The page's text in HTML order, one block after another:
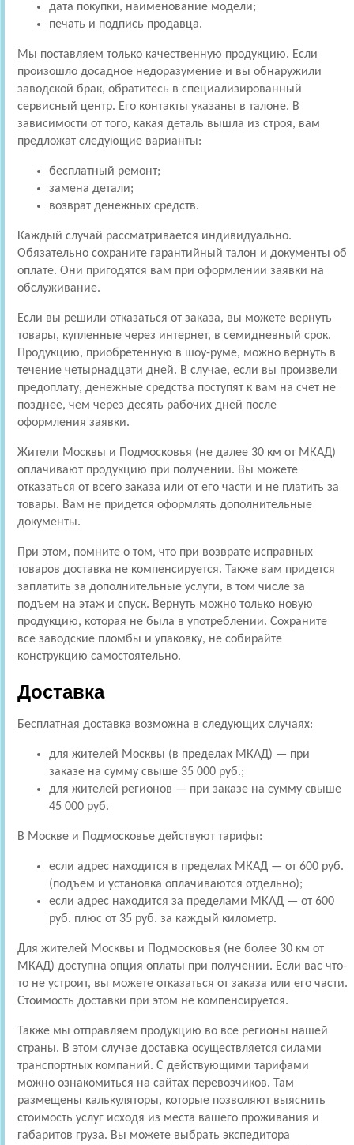
дата покупки, наименование модели;
печать и подпись продавца.
Мы поставляем только качественную продукцию. Если
произошло досадное недоразумение и вы обнаружили
заводской брак, обратитесь в специализированный
сервисный центр. Его контакты указаны в талоне. В
зависимости от того, какая деталь вышла из строя, вам
предложат следующие варианты:
бесплатный ремонт;
замена детали;
возврат денежных средств.
Каждый случай рассматривается индивидуально.
Обязательно сохраните гарантийный талон и документы об
оплате. Они пригодятся вам при оформлении заявки на
обслуживание.
Если вы решили отказаться от заказа, вы можете вернуть
товары, купленные через интернет, в семидневный срок.
Продукцию, приобретенную в шоу-руме, можно вернуть в
течение четырнадцати дней. В случае, если вы произвели
предоплату, денежные средства поступят к вам на счет не
позднее, чем через десять рабочих дней после
оформления заявки.
Жители Москвы и Подмосковья (не далее 30 км от МКАД)
оплачивают продукцию при получении. Вы можете
отказаться от всего заказа или от его части и не платить за
товары. Вам не придется оформлять дополнительные
документы.
При этом, помните о том, что при возврате исправных
товаров доставка не компенсируется. Также вам придется
заплатить за дополнительные услуги, в том числе за
подъем на этаж и спуск. Вернуть можно только новую
продукцию, которая не была в употреблении. Сохраните
все заводские пломбы и упаковку, не собирайте
конструкцию самостоятельно.
Доставка
Бесплатная доставка возможна в следующих случаях:
для жителей Москвы (в пределах МКАД) — при
заказе на сумму свыше 35 000 руб.;
для жителей регионов — при заказе на сумму свыше
45 000 руб.
В Москве и Подмосковье действуют тарифы:
если адрес находится в пределах МКАД — от 600 руб.
(подъем и установка оплачиваются отдельно);
если адрес находится за пределами МКАД — от 600
руб. плюс от 35 руб. за каждый километр.
Для жителей Москвы и Подмосковья (не более 30 км от
МКАД) доступна опция оплаты при получении. Если вас что-
то не устроит, вы можете отказаться от заказа или его части.
Стоимость доставки при этом не компенсируется.
Также мы отправляем продукцию во все регионы нашей
страны. В этом случае доставка осуществляется силами
транспортных компаний. С действующими тарифами
можно ознакомиться на сайтах перевозчиков. Там
размещены калькуляторы, которые позволяют выяснить
стоимость услуг исходя из места вашего проживания и
габаритов груза. Вы можете выбрать экспедитора